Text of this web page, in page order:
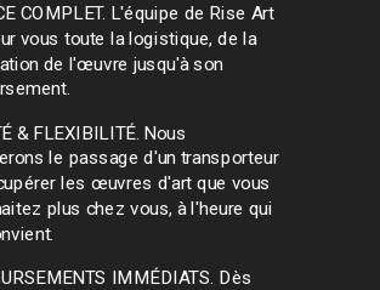
COMPLET. L'équipe de Rise Art
vous toute la logistique, de la
de l'œuvre jusqu'à son
& FLEXIBILITÉ. Nous
le passage d'un transporteur
les œuvres d'art que vous
plus chez vous, à l'heure qui
IMMÉDIATS. Dès